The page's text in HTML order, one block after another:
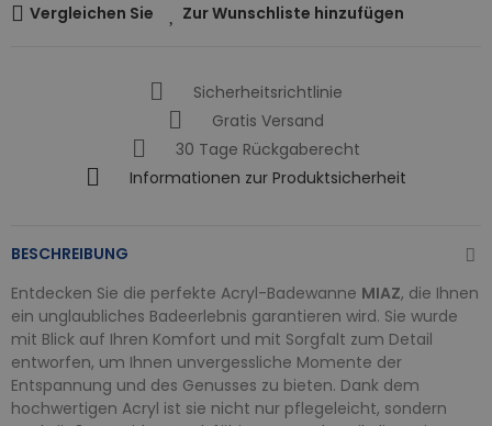
Vergleichen Sie Zur Wunschliste hinzufügen
Sicherheitsrichtlinie
Gratis Versand
30 Tage Rückgaberecht
Informationen zur Produktsicherheit
BESCHREIBUNG
Entdecken Sie die perfekte Acryl-Badewanne MIAZ, die Ihnen
ein unglaubliches Badeerlebnis garantieren wird. Sie wurde
mit Blick auf Ihren Komfort und mit Sorgfalt zum Detail
entworfen, um Ihnen unvergessliche Momente der
Entspannung und des Genusses zu bieten. Dank dem
hochwertigen Acryl ist sie nicht nur pflegeleicht, sondern